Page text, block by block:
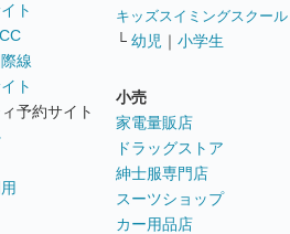
ト
線
ト
予約サイト
キッズスイミングスクール
└ 幼児 ｜ 小学生
小売
家電量販店
ドラッグストア
紳士服専門店
スーツショップ
カー用品店